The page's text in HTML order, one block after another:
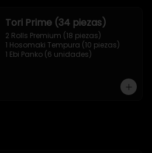
Tori Prime (34 piezas)
2 Rolls Premium (18 piezas)
1 Hosomaki Tempura (10 piezas)
1 Ebi Panko (6 unidades)